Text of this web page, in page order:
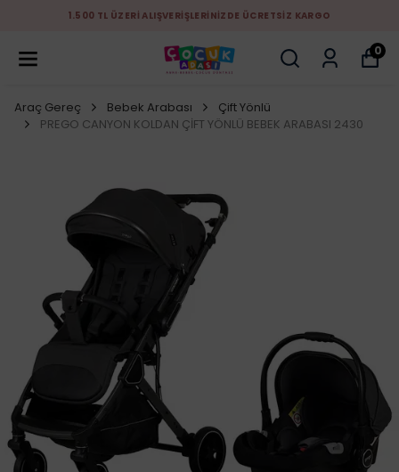
1.500 TL ÜZERİ ALIŞVERİŞLERİNİZDE ÜCRETSİZ KARGO
0
Araç Gereç Bebek Arabası
Çift Yönlü
PREGO CANYON KOLDAN ÇİFT YÖNLÜ BEBEK ARABASI 2430